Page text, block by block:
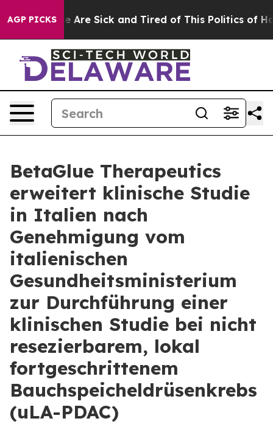
AGP PICKS
“People Are Sick and Tired of This Politics of
BetaGlue Therapeutics
erweitert klinische Studie
in Italien nach
Genehmigung vom
italienischen
Gesundheitsministerium
zur Durchführung einer
klinischen Studie bei nicht
resezierbarem, lokal
fortgeschrittenem
Bauchspeicheldrüsenkrebs
(uLA-PDAC)